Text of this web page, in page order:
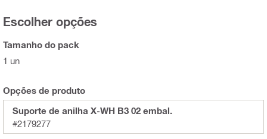
Escolher opções
Tamanho do pack
1 un
Opções de produto
Suporte de anilha X-WH B3 02 embal.
#2179277